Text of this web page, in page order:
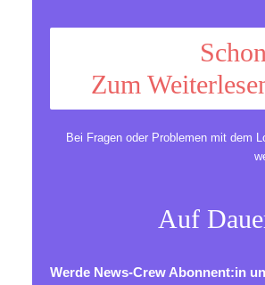
Zum
Bei Fragen oder Problemen mit dem
Auf
Werde News-Crew Abonnent:in